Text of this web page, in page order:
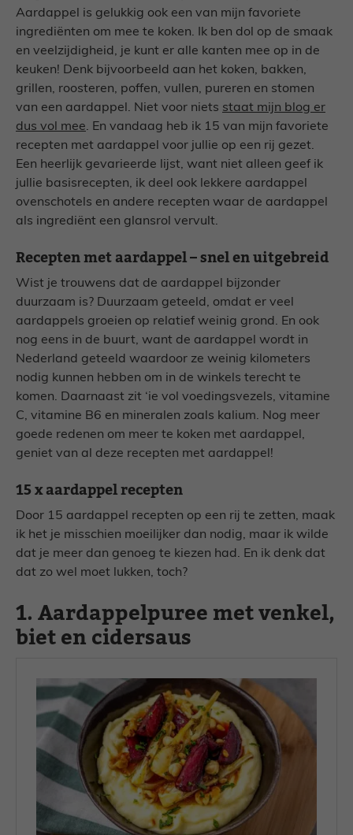
Aardappel is gelukkig ook een van mijn favoriete
ingrediënten om mee te koken. Ik ben dol op de smaak
en veelzijdigheid, je kunt er alle kanten mee op in de
keuken! Denk bijvoorbeeld aan het koken, bakken,
grillen, roosteren, poffen, vullen, pureren en stomen
van een aardappel. Niet voor niets staat mijn blog er
dus vol mee. En vandaag heb ik 15 van mijn favoriete
recepten met aardappel voor jullie op een rij gezet.
Een heerlijk gevarieerde lijst, want niet alleen geef ik
jullie basisrecepten, ik deel ook lekkere aardappel
ovenschotels en andere recepten waar de aardappel
als ingrediënt een glansrol vervult.
Recepten met aardappel – snel en uitgebreid
Wist je trouwens dat de aardappel bijzonder
duurzaam is? Duurzaam geteeld, omdat er veel
aardappels groeien op relatief weinig grond. En ook
nog eens in de buurt, want de aardappel wordt in
Nederland geteeld waardoor ze weinig kilometers
nodig kunnen hebben om in de winkels terecht te
komen. Daarnaast zit ‘ie vol voedingsvezels, vitamine
C, vitamine B6 en mineralen zoals kalium. Nog meer
goede redenen om meer te koken met aardappel,
geniet van al deze recepten met aardappel!
15 x aardappel recepten
Door 15 aardappel recepten op een rij te zetten, maak
ik het je misschien moeilijker dan nodig, maar ik wilde
dat je meer dan genoeg te kiezen had. En ik denk dat
dat zo wel moet lukken, toch?
1. Aardappelpuree met venkel,
biet en cidersaus